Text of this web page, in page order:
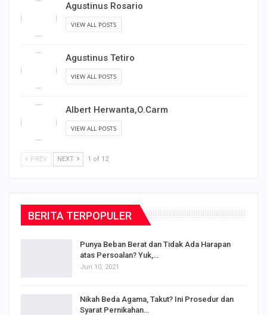
Agustinus Rosario
VIEW ALL POSTS
Agustinus Tetiro
VIEW ALL POSTS
Albert Herwanta,O.Carm
VIEW ALL POSTS
PREV NEXT 1 of 12
BERITA TERPOPULER
Punya Beban Berat dan Tidak Ada Harapan
atas Persoalan? Yuk,…
Jun 10, 2021
Nikah Beda Agama, Takut? Ini Prosedur dan
Syarat Pernikahan…